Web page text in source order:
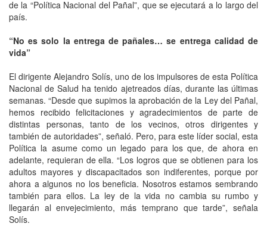
de la “Política Nacional del Pañal”, que se ejecutará a lo largo del
país.
“No es solo la entrega de pañales… se entrega calidad de
vida”
El dirigente Alejandro Solís, uno de los impulsores de esta Política
Nacional de Salud ha tenido ajetreados días, durante las últimas
semanas. “Desde que supimos la aprobación de la Ley del Pañal,
hemos recibido felicitaciones y agradecimientos de parte de
distintas personas, tanto de los vecinos, otros dirigentes y
también de autoridades”, señaló. Pero, para este líder social, esta
Política la asume como un legado para los que, de ahora en
adelante, requieran de ella. “Los logros que se obtienen para los
adultos mayores y discapacitados son indiferentes, porque por
ahora a algunos no los beneficia. Nosotros estamos sembrando
también para ellos. La ley de la vida no cambia su rumbo y
llegarán al envejecimiento, más temprano que tarde”, señala
Solís.